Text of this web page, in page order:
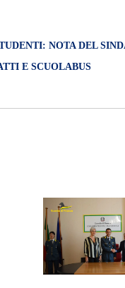
NOTA DEL
E SCUOLABUS